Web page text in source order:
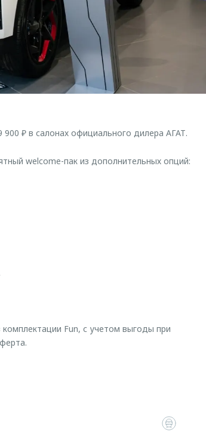
₽ в салонах официального дилера АГАТ.
welcome-пак из дополнительных опций:
Fun, с учетом выгоды при